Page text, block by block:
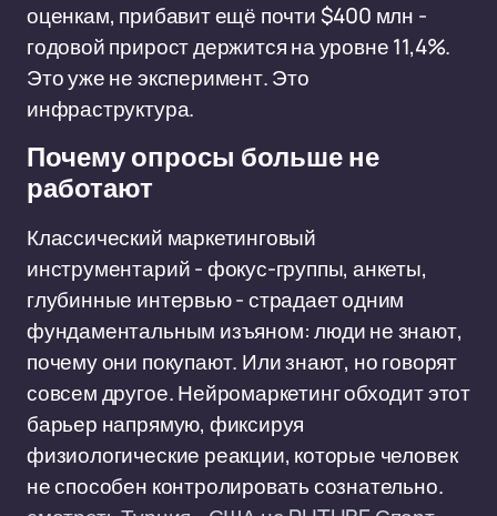
оценкам, прибавит ещё почти $400 млн -
годовой прирост держится на уровне 11,4%.
Это уже не эксперимент. Это
инфраструктура.
Почему опросы больше не
работают
Классический маркетинговый
инструментарий - фокус-группы, анкеты,
глубинные интервью - страдает одним
фундаментальным изъяном: люди не знают,
почему они покупают. Или знают, но говорят
совсем другое. Нейромаркетинг обходит этот
барьер напрямую, фиксируя
физиологические реакции, которые человек
не способен контролировать сознательно.